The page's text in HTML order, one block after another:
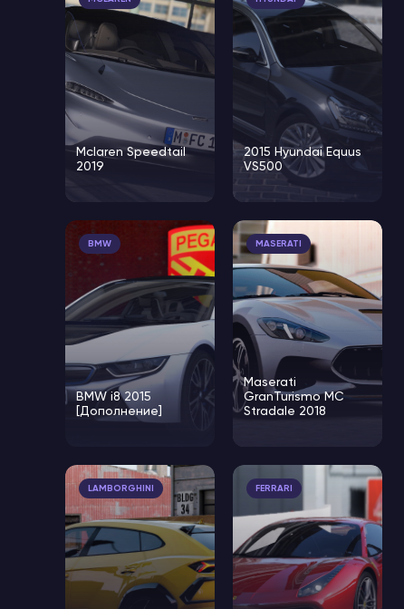
Mclaren Speedtail
2019
2015 Hyundai Equus
VS500
BMW
BMW i8 2015
[Дополнение]
MASERATI
Maserati
GranTurismo MC
Stradale 2018
LAMBORGHINI FERRARI